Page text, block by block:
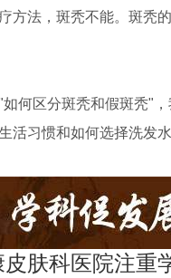
法，斑秃不能。斑秃的
区分斑秃和假斑秃"，
活习惯和如何选择洗发
肤科医院注重